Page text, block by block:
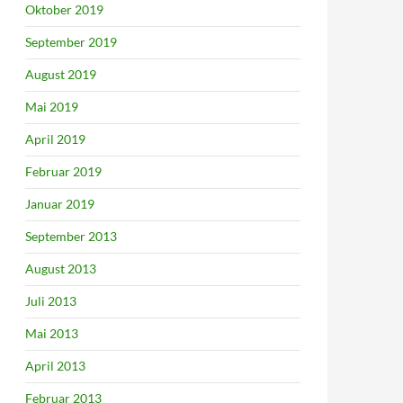
Oktober 2019
September 2019
August 2019
Mai 2019
April 2019
Februar 2019
Januar 2019
September 2013
August 2013
Juli 2013
Mai 2013
April 2013
Februar 2013